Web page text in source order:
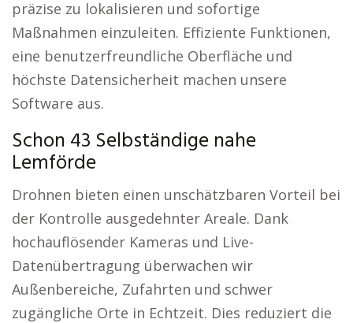
präzise zu lokalisieren und sofortige
Maßnahmen einzuleiten. Effiziente Funktionen,
eine benutzerfreundliche Oberfläche und
höchste Datensicherheit machen unsere
Software aus.
Schon 43 Selbständige nahe
Lemförde
Drohnen bieten einen unschätzbaren Vorteil bei
der Kontrolle ausgedehnter Areale. Dank
hochauflösender Kameras und Live-
Datenübertragung überwachen wir
Außenbereiche, Zufahrten und schwer
zugängliche Orte in Echtzeit. Dies reduziert die